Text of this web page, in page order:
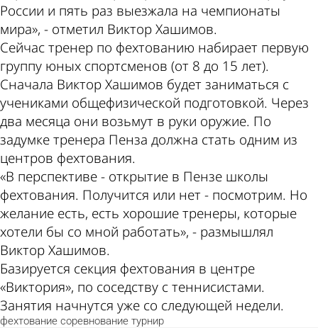
России и пять раз выезжала на чемпионаты
мира», - отметил Виктор Хашимов.
Сейчас тренер по фехтованию набирает первую
группу юных спортсменов (от 8 до 15 лет).
Сначала Виктор Хашимов будет заниматься с
учениками общефизической подготовкой. Через
два месяца они возьмут в руки оружие. По
задумке тренера Пенза должна стать одним из
центров фехтования.
«В перспективе - открытие в Пензе школы
фехтования. Получится или нет - посмотрим. Но
желание есть, есть хорошие тренеры, которые
хотели бы со мной работать», - размышлял
Виктор Хашимов.
Базируется секция фехтования в центре
«Виктория», по соседству с теннисистами.
Занятия начнутся уже со следующей недели.
фехтование соревнование турнир